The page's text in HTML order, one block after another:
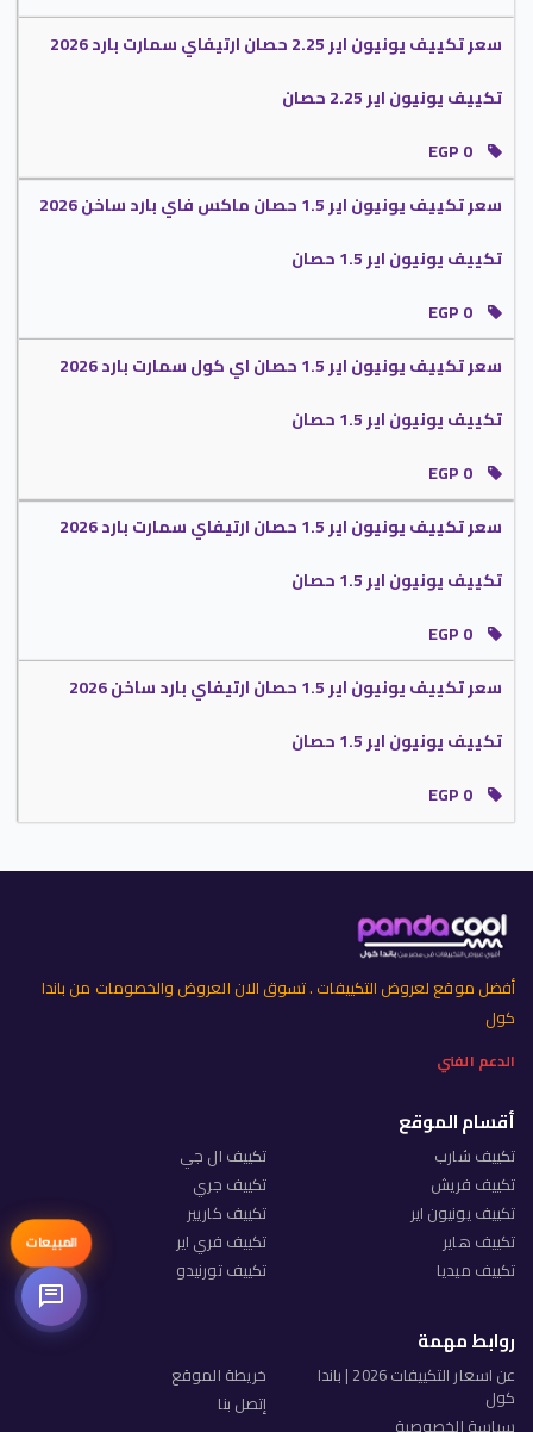
سعر تكييف يونيون اير 2.25 حصان ارتيفاي سمارت بارد 2026
تكييف يونيون اير 2.25 حصان
سعر تكييف يونيون اير 1.5 حصان ماكس فاي بارد ساخن 2026
تكييف يونيون اير 1.5 حصان
سعر تكييف يونيون اير 1.5 حصان اي كول سمارت بارد 2026
تكييف يونيون اير 1.5 حصان
سعر تكييف يونيون اير 1.5 حصان ارتيفاي سمارت بارد 2026
تكييف يونيون اير 1.5 حصان
سعر تكييف يونيون اير 1.5 حصان ارتيفاي بارد ساخن 2026
تكييف يونيون اير 1.5 حصان
أفضل موقع لعروض التكييفات . تسوق الان العروض والخصومات من باندا
كول
الدعم الفني
أقسام الموقع
تكييف شارب
تكييف ال جي
تكييف فريش
تكييف جري
تكييف يونيون اير
تكييف كاريير
تكييف هاير
تكييف فري اير
تكييف ميديا
تكييف تورنيدو
روابط مهمة
عن اسعار التكييفات 2026 | باندا
كول
سياسة الخصوصية
خريطة الموقع
إتصل بنا
المبيعات